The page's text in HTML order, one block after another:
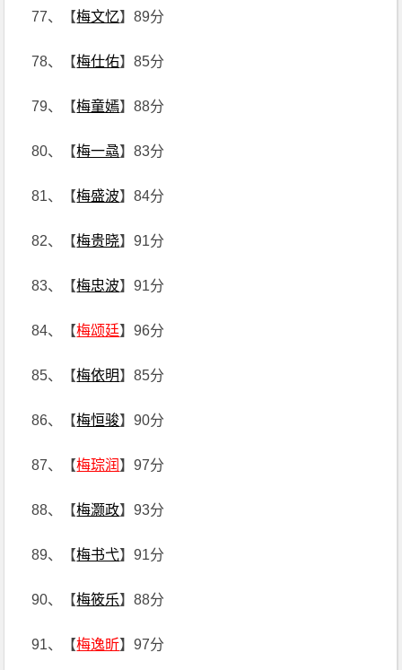
77、【梅文忆】89分
78、【梅仕佑】85分
79、【梅童嫣】88分
80、【梅一骉】83分
81、【梅盛波】84分
82、【梅贵晓】91分
83、【梅忠波】91分
84、【梅颂廷】96分
85、【梅依明】85分
86、【梅恒骏】90分
87、【梅琮润 】97分
88、【梅灏政】93分
89、【梅书弋】91分
90、【梅筱乐】88分
91、【梅逸昕】97分